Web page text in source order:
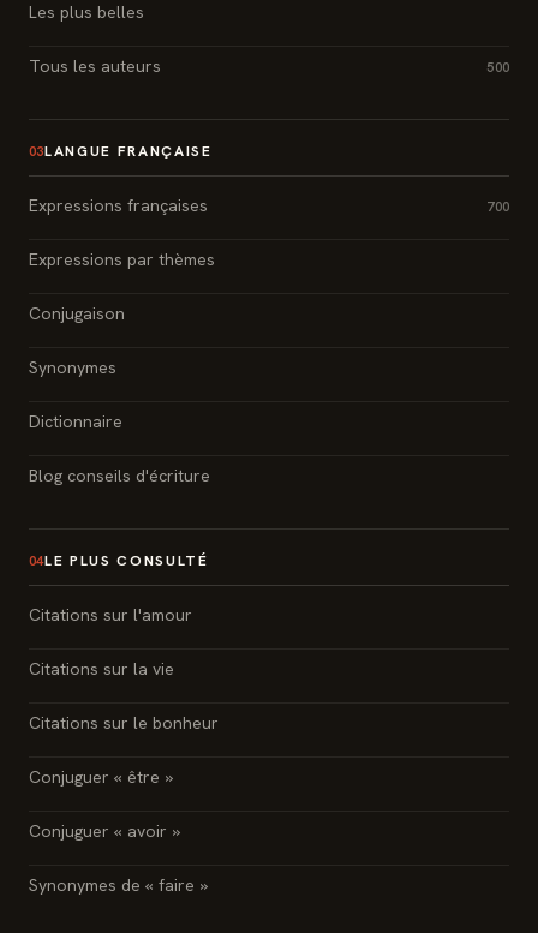
Les plus belles
Tous les auteurs 500
03LANGUE FRANÇAISE
Expressions françaises 700
Expressions par thèmes
Conjugaison
Synonymes
Dictionnaire
Blog conseils d'écriture
04LE PLUS CONSULTÉ
Citations sur l'amour
Citations sur la vie
Citations sur le bonheur
Conjuguer « être »
Conjuguer « avoir »
Synonymes de « faire »